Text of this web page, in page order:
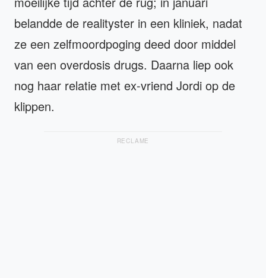
belandde de realityster in een kliniek, nadat
ze een zelfmoordpoging deed door middel
van een overdosis drugs. Daarna liep ook
nog haar relatie met ex-vriend Jordi op de
klippen.
RECLAME